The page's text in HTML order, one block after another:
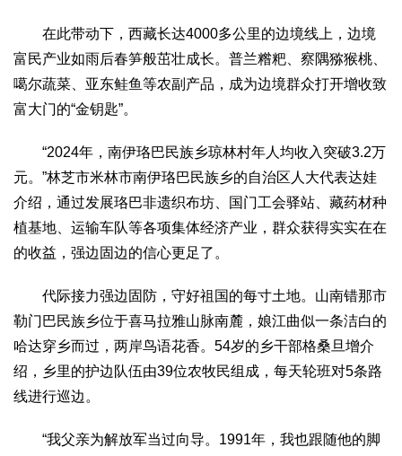
在此带动下，西藏长达4000多公里的边境线上，边境
富民产业如雨后春笋般茁壮成长。普兰糌粑、察隅猕猴桃、
噶尔蔬菜、亚东鲑鱼等农副产品，成为边境群众打开增收致
富大门的“金钥匙”。
“2024年，南伊珞巴民族乡琼林村年人均收入突破3.2万
元。”林芝市米林市南伊珞巴民族乡的自治区人大代表达娃
介绍，通过发展珞巴非遗织布坊、国门工会驿站、藏药材种
植基地、运输车队等各项集体经济产业，群众获得实实在在
的收益，强边固边的信心更足了。
代际接力强边固防，守好祖国的每寸土地。山南错那市
勒门巴民族乡位于喜马拉雅山脉南麓，娘江曲似一条洁白的
哈达穿乡而过，两岸鸟语花香。54岁的乡干部格桑旦增介
绍，乡里的护边队伍由39位农牧民组成，每天轮班对5条路
线进行巡边。
“我父亲为解放军当过向导。1991年，我也跟随他的脚